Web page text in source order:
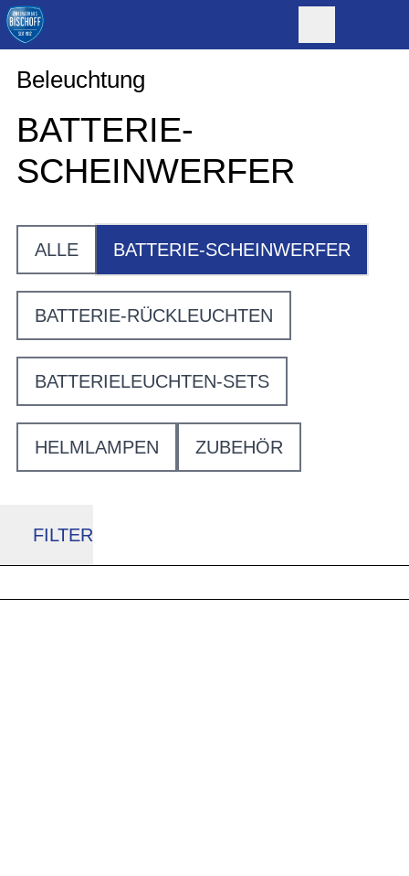
Beleuchtung
BATTERIE-
SCHEINWERFER
ALLE BATTERIE-SCHEINWERFER
BATTERIE-RÜCKLEUCHTEN
BATTERIELEUCHTEN-SETS
HELMLAMPEN ZUBEHÖR
FILTER